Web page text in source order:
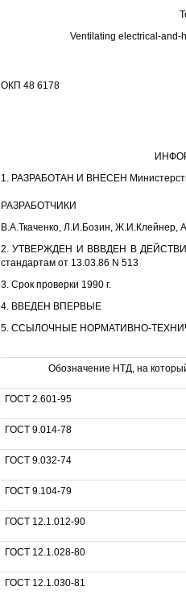
Ventilating electrical-
ОКП 48 6178
1. РАЗРАБОТАН И ВНЕСЕН
РАЗРАБОТЧИКИ
В.А.Ткаченко, Л.И.Бозин,
2. УТВЕРЖДЕН И ВВВДЕН В ДЕЙСТВИЕ
стандартам от 13.03.86 N 513
3. Срок проверки 1990 г.
4. ВВЕДЕН ВПЕРВЫЕ
5. ССЫЛОЧНЫЕ НОРМАТИВНО-
Обозначение НТД, на
ГОСТ 2.601-95
ГОСТ 9.014-78
ГОСТ 9.032-74
ГОСТ 9.104-79
ГОСТ 12.1.012-90
ГОСТ 12.1.028-80
ГОСТ 12.1.030-81